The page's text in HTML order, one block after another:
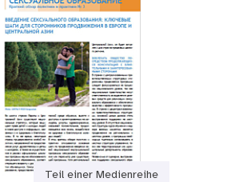
Teil einer Medienreihe